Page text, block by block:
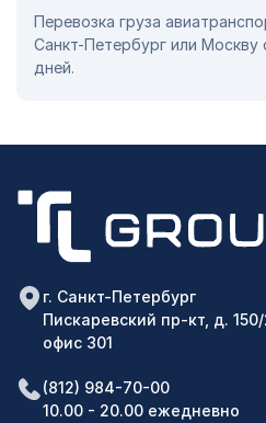
Перевозка груза
Санкт-Петербург или Москву
дней.
г. Санкт-Петербург
Пискаревский пр-кт, д.
офис 301
(812) 984-70-00
10.00 - 20.00 ежедневно